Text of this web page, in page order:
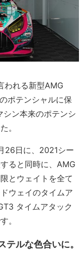
われる新型AMG
ポテンシャルに保
ン本来のポテンシ
。
26日に、2021シー
ると同時に、AMG
とウェイトを全て
ウェイのタイムア
タイムアタック
。
ルな色合いに。